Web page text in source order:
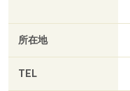
所在地
TEL